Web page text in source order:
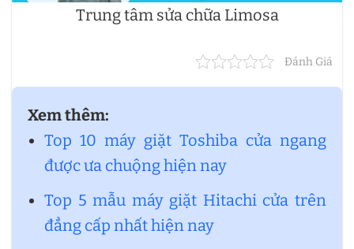
Trung tâm sửa chữa Limosa
Đánh Giá
Xem thêm:
Top 10 máy giặt Toshiba cửa ngang
được ưa chuộng hiện nay
Top 5 mẫu máy giặt Hitachi cửa trên
đẳng cấp nhất hiện nay